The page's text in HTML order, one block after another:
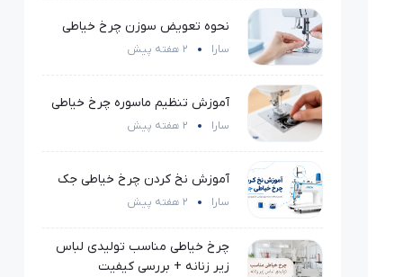
نحوه تعویض سوزن چرخ خیاطی
سارا 2 هفته پیش
آموزش تنظیم ماسوره چرخ خیاطی
سارا 2 هفته پیش
آموزش نخ کردن چرخ خیاطی جک
سارا 2 هفته پیش
چرخ خیاطی مناسب تولیدی لباس
زیر زنانه + بررسی کیفیت